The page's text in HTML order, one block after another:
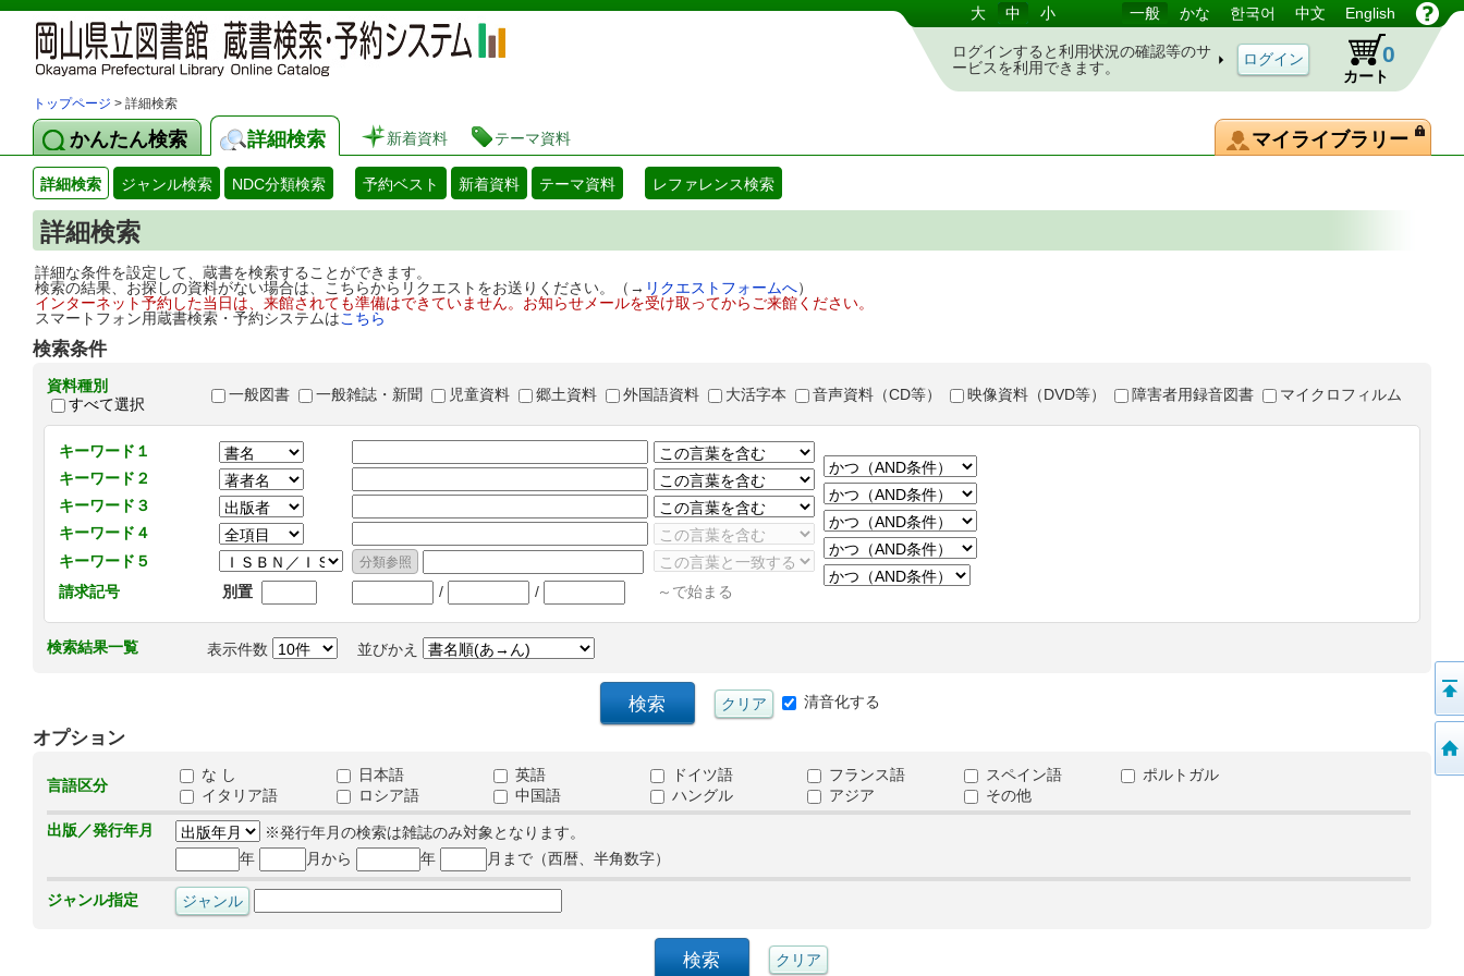
岡山県立図書館 蔵書検索・予約システム 大 中 小 一般 かな 한국어 中文 English
ログインすると利用状況の確認等のサ
ービスを利用できます。
カート
0
トップページ > 詳細検索
かんたん検索 詳細検索 新着資料 テーマ資料 マイライブラリー
詳細検索 ジャンル検索 NDC分類検索 予約ベスト 新着資料 テーマ資料 レファレンス検索
詳細検索
詳細な条件を設定して、蔵書を検索することができます。
検索の結果、お探しの資料がない場合は、こちらからリクエストをお送りください。（→ リクエストフォームへ）
インターネット予約した当日は、来館されても準備はできていません。お知らせメールを受け取ってからご来館ください。
スマートフォン用蔵書検索・予約システムはこちら
検索条件
資料種別
すべて選択
一般図書 一般雑誌・新聞 児童資料 郷土資料 外国語資料 大活字本 音声資料（CD等） 映像資料（DVD等） 障害者用録音図書 マイクロフィルム
キーワード１
キーワード２
キーワード３
キーワード４
キーワード５
請求記号
別置 / / ～で始まる
検索結果一覧 表示件数 並びかえ
清音化する
オプション
言語区分
な し 日本語 英語 ドイツ語 フランス語 スペイン語
ポルトガル
イタリア語
ロシア語 中国語 ハングル アジア
その他
出版／発行年月
※発行年月の検索は雑誌のみ対象となります。
年
月から 年 月まで（西暦、半角数字）
ジャンル指定